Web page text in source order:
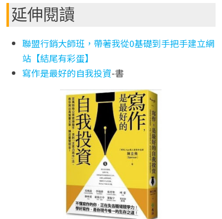
延伸閱讀
聯盟行銷大師班，帶著我從0基礎到手把手建立網
站【結尾有彩蛋】
寫作是最好的自我投資-書